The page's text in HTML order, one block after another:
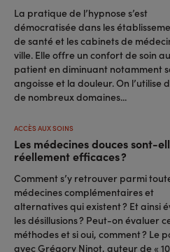
La pratique de l’hypnose s’est
démocratisée dans les
de santé et les cabinets de
ville. Elle offre un confort de soin au
patient en diminuant notamment
angoisse et la douleur. On l’utilise
de nombreux domaines...
Les médecines douces sont-
réellement efficaces ?
ACCÈS AUX SOINS
Comment s’y retrouver parmi
médecines complémentaires et
alternatives qui existent ? Et ainsi
les désillusions ? Peut-on évaluer
méthodes et si oui, comment ? Le
avec Grégory Ninot, auteur de «